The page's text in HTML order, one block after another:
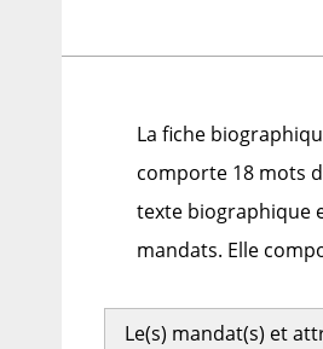
La fiche
comporte 18 mots
texte biographique
mandats. Elle
Le(s) mandat(s) et